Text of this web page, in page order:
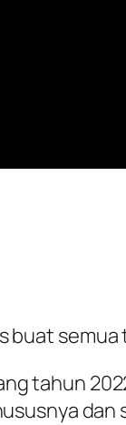
buat
tahun